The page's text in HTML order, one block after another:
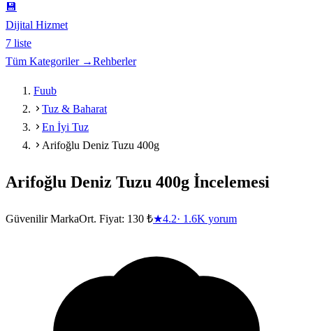
💾
Dijital Hizmet
7 liste
Tüm Kategoriler →Rehberler
Fuub
Tuz & Baharat
En İyi Tuz
Arifoğlu Deniz Tuzu 400g
Arifoğlu Deniz Tuzu 400g İncelemesi
Güvenilir MarkaOrt. Fiyat: 130 ₺★4.2· 1.6K yorum